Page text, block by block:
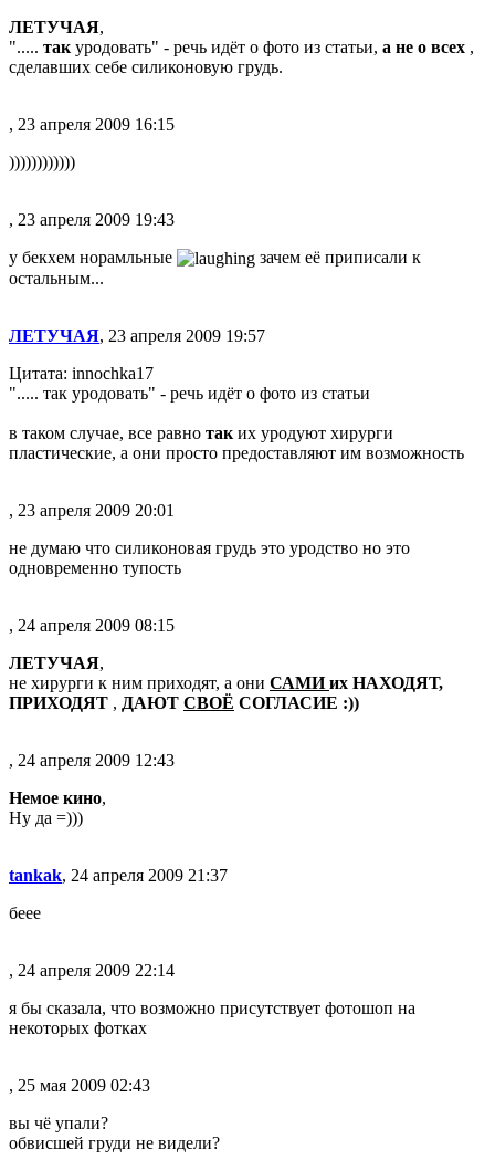
ЛЕТУЧАЯ,
"..... так уродовать" - речь идёт о фото из статьи, а не о всех ,
сделавших себе силиконовую грудь.
, 23 апреля 2009 16:15
))))))))))))
, 23 апреля 2009 19:43
у бекхем норамльные
зачем её приписали к
остальным...
ЛЕТУЧАЯ, 23 апреля 2009 19:57
Цитата: innochka17
"..... так уродовать" - речь идёт о фото из статьи
в таком случае, все равно так их уродуют хирурги
пластические, а они просто предоставляют им возможность
, 23 апреля 2009 20:01
не думаю что силиконовая грудь это уродство но это
одновременно тупость
, 24 апреля 2009 08:15
ЛЕТУЧАЯ,
не хирурги к ним приходят, а они САМИих НАХОДЯТ,
ПРИХОДЯТ , ДАЮТ СВОЁ СОГЛАСИЕ :))
, 24 апреля 2009 12:43
Немое кино,
Ну да =)))
tankak, 24 апреля 2009 21:37
беее
, 24 апреля 2009 22:14
я бы сказала, что возможно присутствует фотошоп на
некоторых фотках
, 25 мая 2009 02:43
вы чё упали?
обвисшей груди не видели?